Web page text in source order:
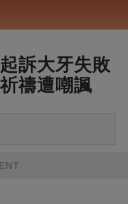
訴大牙失敗
禱遭嘲諷